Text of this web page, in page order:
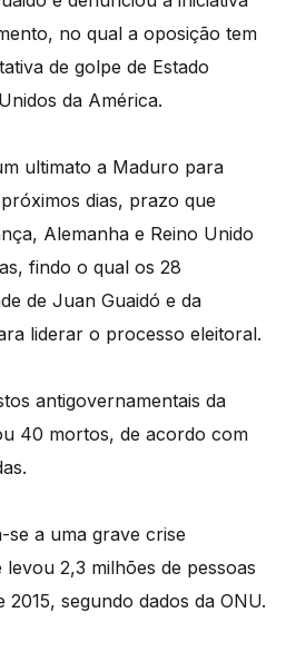
no qual a oposição tem
de golpe de Estado
da América.
ultimato a Maduro para
dias, prazo que
Alemanha e Reino Unido
findo o qual os 28
de Juan Guaidó e da
liderar o processo eleitoral.
antigovernamentais da
40 mortos, de acordo com
se a uma grave crise
2,3 milhões de pessoas
segundo dados da ONU.